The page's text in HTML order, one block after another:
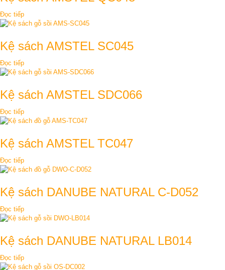
Đọc tiếp
Kệ sách AMSTEL SC045
Đọc tiếp
Kệ sách AMSTEL SDC066
Đọc tiếp
Kệ sách AMSTEL TC047
Đọc tiếp
Kệ sách DANUBE NATURAL C-D052
Đọc tiếp
Kệ sách DANUBE NATURAL LB014
Đọc tiếp